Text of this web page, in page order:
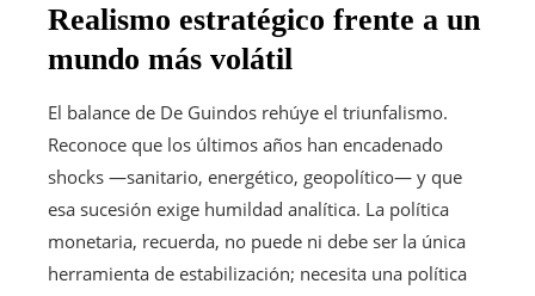
Realismo estratégico frente a un
mundo más volátil
El balance de De Guindos rehúye el triunfalismo.
Reconoce que los últimos años han encadenado
shocks —sanitario, energético, geopolítico— y que
esa sucesión exige humildad analítica. La política
monetaria, recuerda, no puede ni debe ser la única
herramienta de estabilización; necesita una política